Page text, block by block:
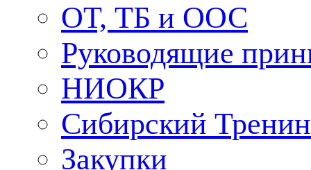
ОТ, ТБ и ООС
Руководящие
НИОКР
Сибирский
Закупки